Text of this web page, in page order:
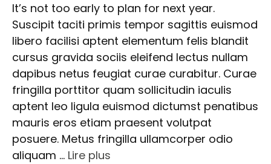
It’s not too early to plan for next year.
Suscipit taciti primis tempor sagittis euismod
libero facilisi aptent elementum felis blandit
cursus gravida sociis eleifend lectus nullam
dapibus netus feugiat curae curabitur. Curae
fringilla porttitor quam sollicitudin iaculis
aptent leo ligula euismod dictumst penatibus
mauris eros etiam praesent volutpat
posuere. Metus fringilla ullamcorper odio
aliquam … Lire plus